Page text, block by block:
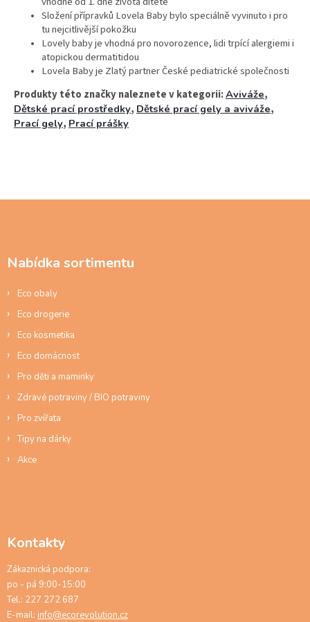
Složení přípravků Lovela Baby bylo speciálně vyvinuto i pro
tu nejcitlivější pokožku
Lovely baby je vhodná pro novorozence, lidi trpící alergiemi i
atopickou dermatitidou
Lovela Baby je Zlatý partner České pediatrické společnosti
Produkty této značky naleznete v kategorii:Aviváže,
Dětské prací prostředky, Dětské prací gely a aviváže,
Prací gely, Prací prášky
Nabídka sortimentu
Eco obaly
Eco drogerie
Eco kosmetika
Eco domácnost
Pro děti a maminky
Zdravé potraviny / BIO potraviny
Pro zvířata
Tipy na dárky
Akce
Kontakty
Zákaznická podpora:
po - pá 9:00-15:00
Tel.: 227 272 687
E-mail: info@ecorevolution.cz